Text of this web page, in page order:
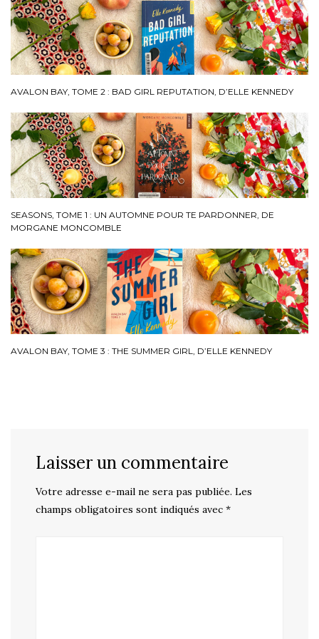
AVALON BAY, TOME 2 : BAD GIRL REPUTATION, D’ELLE KENNEDY
SEASONS, TOME 1 : UN AUTOMNE POUR TE PARDONNER, DE
MORGANE MONCOMBLE
AVALON BAY, TOME 3 : THE SUMMER GIRL, D’ELLE KENNEDY
Laisser un commentaire
Votre adresse e-mail ne sera pas publiée. Les
champs obligatoires sont indiqués avec *